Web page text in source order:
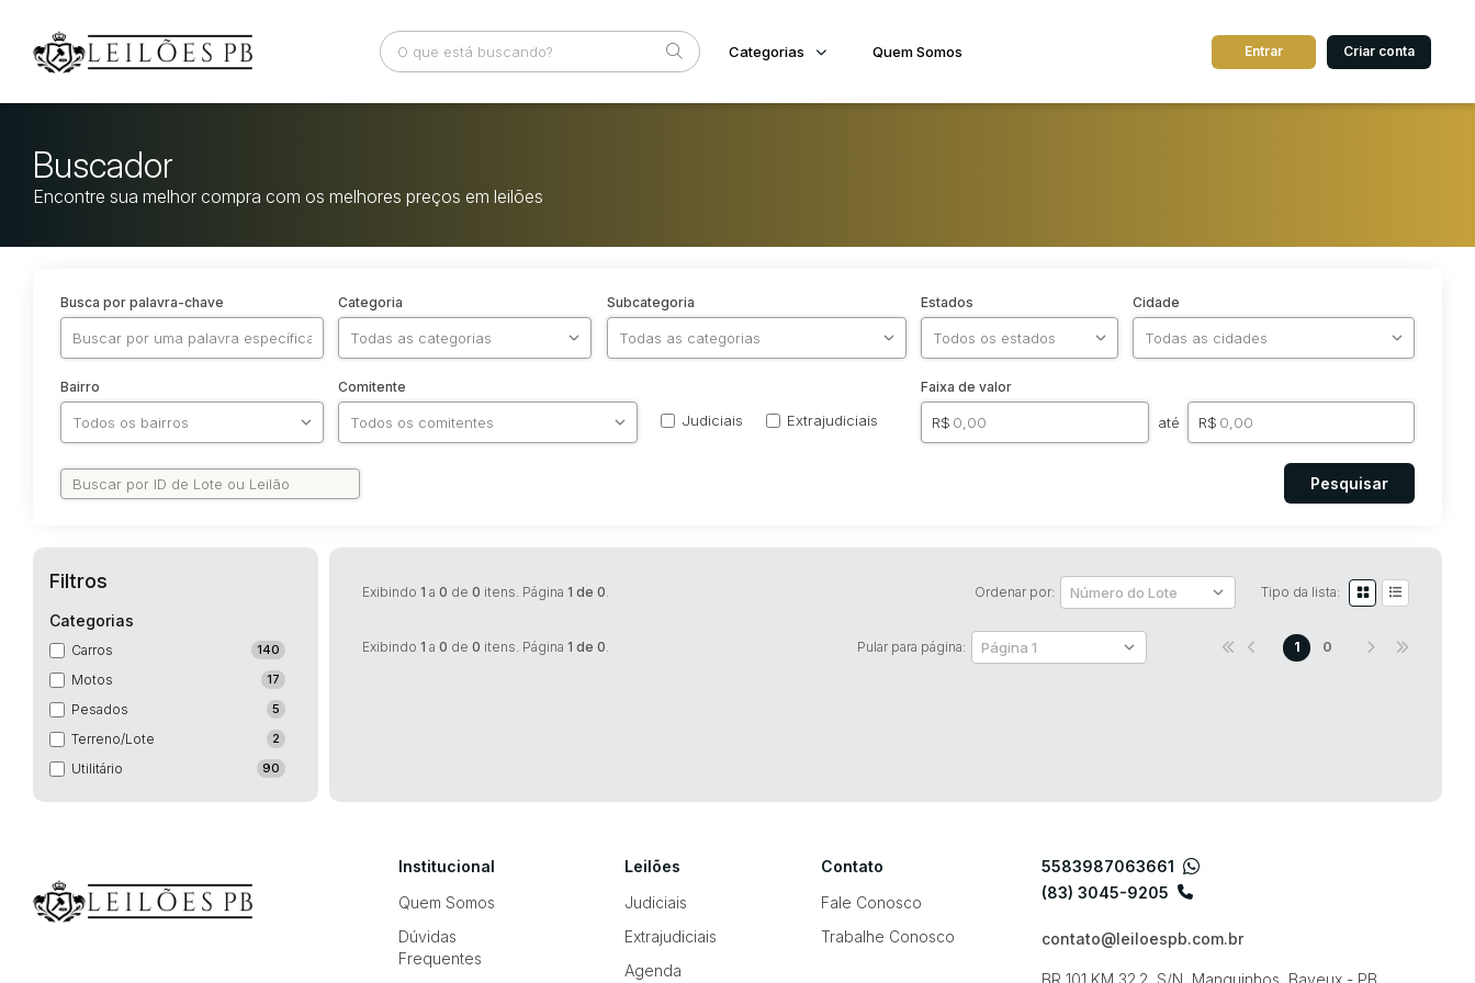
Categorias
Pesados
Quem Somos Entrar Criar conta
Buscador
Encontre sua melhor compra com os melhores preços em leilões
Busca por palavra-chave Categoria Subcategoria Estados Cidade
Bairro Comitente
Judiciais Extrajudiciais
Faixa de valor
R$ até R$
Pesquisar
Filtros
Categorias
Carros 140
Motos 17
Pesados 5
Terreno/Lote 2
Utilitário 90
Exibindo 1 a 0 de 0 itens. Página 1 de 0. Ordenar por: Tipo da lista:
Exibindo 1 a 0 de 0 itens. Página 1 de 0. Pular para página: 1 0
Institucional
Quem Somos
Dúvidas
Frequentes
Leilões
Judiciais
Extrajudiciais
Agenda
Contato
Fale Conosco
Trabalhe Conosco
5583987063661
(83) 3045-9205
contato@leiloespb.com.br
BR 101 KM 32.2, S/N, Manguinhos, Bayeux - PB